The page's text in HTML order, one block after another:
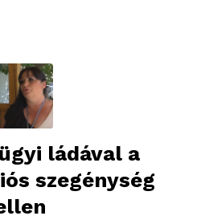
ládával a
szegénység